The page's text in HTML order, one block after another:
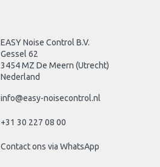
EASY Noise Control B.V.
Gessel 62
3454 MZ De Meern (Utrecht)
Nederland
info@easy-noisecontrol.nl
+31 30 227 08 00
Contact ons via WhatsApp